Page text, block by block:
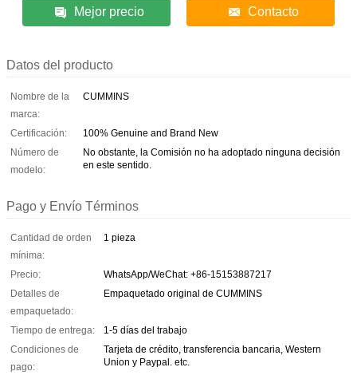
Mejor precio Contacto
Datos del producto
Nombre de la
marca:
CUMMINS
Certificación:
100% Genuine and Brand New
Número de
modelo:
No obstante, la Comisión no ha adoptado ninguna decisión
en este sentido.
Pago y Envío Términos
Cantidad de orden
mínima:
1 pieza
Precio:
WhatsApp/WeChat: +86-15153887217
Detalles de
empaquetado:
Empaquetado original de CUMMINS
Tiempo de entrega:
1-5 días del trabajo
Condiciones de
pago:
Tarjeta de crédito, transferencia bancaria, Western
Union y Paypal. etc.